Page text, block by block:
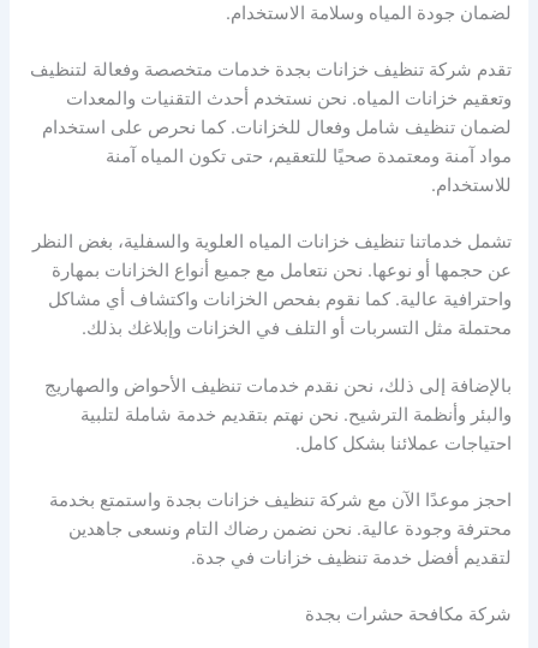
لضمان جودة المياه وسلامة الاستخدام.
تقدم شركة تنظيف خزانات بجدة خدمات متخصصة وفعالة لتنظيف
وتعقيم خزانات المياه. نحن نستخدم أحدث التقنيات والمعدات
لضمان تنظيف شامل وفعال للخزانات. كما نحرص على استخدام
مواد آمنة ومعتمدة صحيًا للتعقيم، حتى تكون المياه آمنة
للاستخدام.
تشمل خدماتنا تنظيف خزانات المياه العلوية والسفلية، بغض النظر
عن حجمها أو نوعها. نحن نتعامل مع جميع أنواع الخزانات بمهارة
واحترافية عالية. كما نقوم بفحص الخزانات واكتشاف أي مشاكل
محتملة مثل التسربات أو التلف في الخزانات وإبلاغك بذلك.
بالإضافة إلى ذلك، نحن نقدم خدمات تنظيف الأحواض والصهاريج
والبئر وأنظمة الترشيح. نحن نهتم بتقديم خدمة شاملة لتلبية
احتياجات عملائنا بشكل كامل.
احجز موعدًا الآن مع شركة تنظيف خزانات بجدة واستمتع بخدمة
محترفة وجودة عالية. نحن نضمن رضاك التام ونسعى جاهدين
لتقديم أفضل خدمة تنظيف خزانات في جدة.
شركة مكافحة حشرات بجدة